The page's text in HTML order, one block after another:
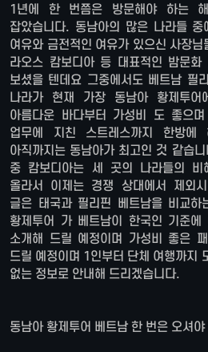
1년에 한 번쯤은 방문해야 하는
잡았습니다. 동남아의 많은 나라들 중
여유와 금전적인 여유가 있으신 사장
라오스 캄보디아 등 대표적인 밤문
보셨을 텐데요 그중에서도 베트남 필
나라가 현재 가장 동남아 황제투
아름다운 바다부터 가성비 도 좋으
업무에 지친 스트레스까지 한방
아직까지는 동남아가 최고인 것 같습
중 캄보디아는 세 곳의 나라들의 비
올라서 이제는 경쟁 상대에서 제외
글은 태국과 필리핀 베트남을 비교
황제투어 가 베트남이 한국인 기준
소개해 드릴 예정이며 가성비 좋은
드릴 예정이며 1인부터 단체 여행까지
없는 정보로 안내해 드리겠습니다.
동남아 황제투어 베트남 한 번은 오셔